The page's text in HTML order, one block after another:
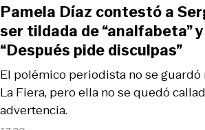
El polémico periodista no se guardó
La Fiera, pero ella no se quedó
advertencia.
Pamela Díaz contestó a
ser tildada de “analfabeta”
“Después pide disculpas”